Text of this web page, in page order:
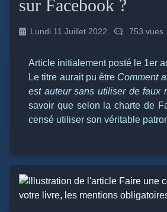
sur Facebook ?
Lundi 11 Juillet 2022 753 vues
Article initialement posté le 1er
Le titre aurait pu être Comment
est auteur sans utiliser de faux
savoir que selon la charte de
censé utiliser son véritable